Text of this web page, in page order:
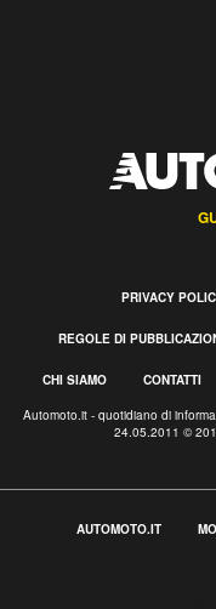
PRIVACY
REGOLE DI
CHI SIAMO CONTATTI
Automoto.it - quotidiano di
24.05.2011 ©
AUTOMOTO.IT